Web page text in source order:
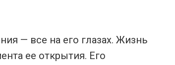
— все на его глазах. Жизнь
ее открытия. Его